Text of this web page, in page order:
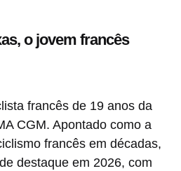
o jovem francês
francês de 19 anos da
CGM. Apontado como a
francês em décadas,
destaque em 2026, com